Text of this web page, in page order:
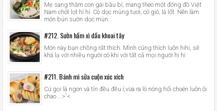
Mẹ sang thăm con gái bầu bí, mang theo một đống đồ Việt
Nam chót lọt hí hí. Có dọc mùng tươi, có giò, lá lốt. Nên làm
món bún sườn dọc mùn...
#212. Sườn hầm xì dầu khoai tây
Món này bạn chồng rất thích. Mình cũng thích luôn hihi, sẽ
khá lạ với nhiều người có khi với tất cả mọi người hi hi
#211. Bánh mì sữa cuộn xúc xích
Cứ gọi là ngon và tỉn đều đều í,vừa ra lò nóng hổi choén luôn ôi
chao ...>'<